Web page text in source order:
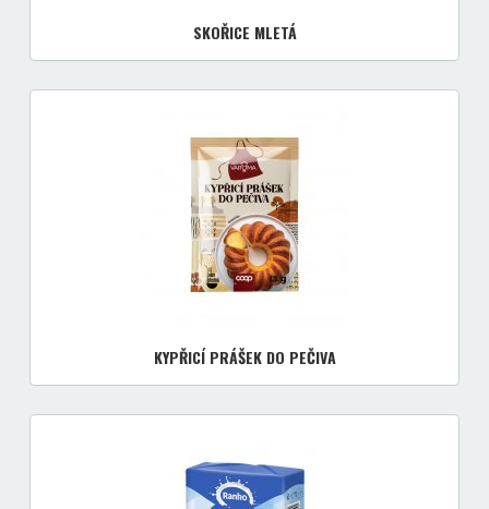
SKOŘICE MLETÁ
KYPŘICÍ PRÁŠEK DO PEČIVA